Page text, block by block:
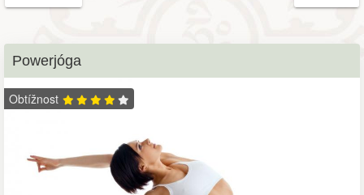
Powerjóga
Obtížnost